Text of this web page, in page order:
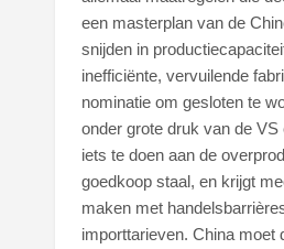
een masterplan van de
snijden in
inefficiënte, vervuilende
nominatie om gesloten te
onder grote druk van de VS
iets te doen aan de
goedkoop staal, en krijgt
maken met
importtarieven. China moet